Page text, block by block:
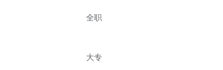
全职
大专